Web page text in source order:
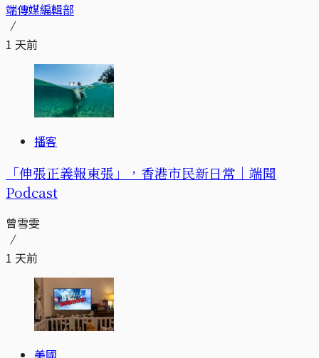
端傳媒編輯部
1 天前
播客
「伸張正義報東張」，香港市民新日常｜端聞
Podcast
曾雪雯
1 天前
美國